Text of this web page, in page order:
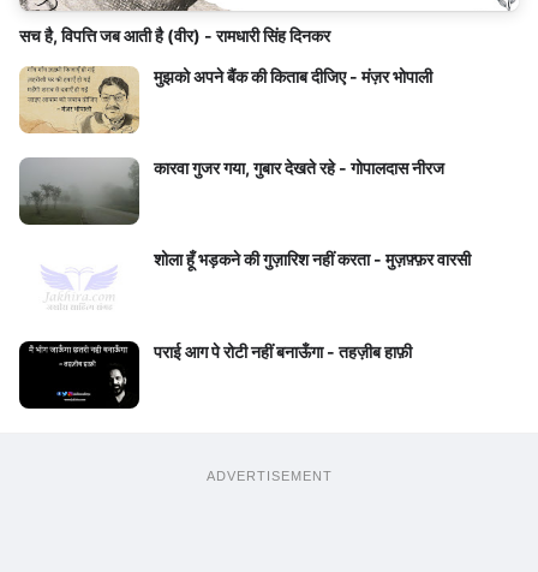
सच है, विपत्ति जब आती है (वीर) - रामधारी सिंह दिनकर
मुझको अपने बैंक की किताब दीजिए - मंज़र भोपाली
कारवा गुजर गया, गुबार देखते रहे - गोपालदास नीरज
शोला हूँ भड़कने की गुज़ारिश नहीं करता - मुज़फ़्फ़र वारसी
पराई आग पे रोटी नहीं बनाऊँगा - तहज़ीब हाफ़ी
ADVERTISEMENT